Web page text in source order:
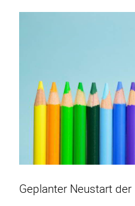
Geplanter Neustart